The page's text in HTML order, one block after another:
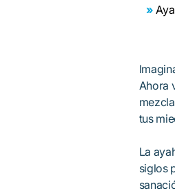
Ahora
tus
La
siglos